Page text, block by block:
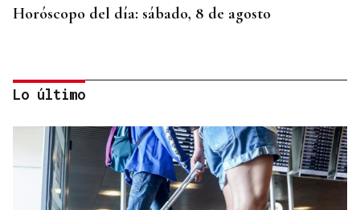
Horóscopo del día: sábado, 8 de agosto
Lo último